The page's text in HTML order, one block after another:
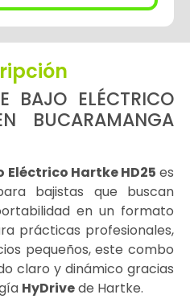
BAJO ELÉCTRICO
BUCARAMANGA
Hartke HD25 es
bajistas que buscan
en un formato
prácticas profesionales,
pequeños, este combo
claro y dinámico gracias
HyDrivede Hartke.